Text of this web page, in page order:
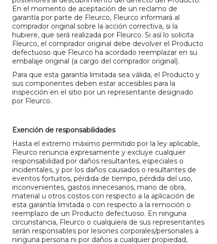
En el momento de aceptación de un reclamo de
garantía por parte de Fleurco, Fleurco informará al
comprador original sobre la acción correctiva, si la
hubiere, que será realizada por Fleurco. Si así lo solicita
Fleurco, el comprador original debe devolver el Producto
defectuoso que Fleurco ha acordado reemplazar en su
embalaje original (a cargo del comprador original).
Para que esta garantía limitada sea válida, el Producto y
sus componentes deben estar accesibles para la
inspección en el sitio por un representante designado
por Fleurco.
Exención de responsabilidades
Hasta el extremo máximo permitido por la ley aplicable,
Fleurco renuncia expresamente y excluye cualquier
responsabilidad por daños resultantes, especiales o
incidentales, y por los daños causados o resultantes de
eventos fortuitos, pérdida de tiempo, pérdida del uso,
inconvenientes, gastos innecesarios, mano de obra,
material u otros costos con respecto a la aplicación de
esta garantía limitada o con respecto a la remoción o
reemplazo de un Producto defectuoso. En ninguna
circunstancia, Fleurco o cualquiera de sus representantes
serán responsables por lesiones corporales/personales a
ninguna persona ni por daños a cualquier propiedad,